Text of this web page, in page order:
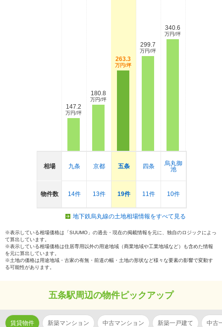
相場
物件数
147.2
万円/坪
九条
14件
180.8
万円/坪
京都
13件
263.3
万円/坪
五条
19件
299.7
万円/坪
四条
11件
340.6
万円/坪
烏丸御
池
10件
地下鉄烏丸線の土地相場情報をすべて見る
※表示している相場価格は「SUUMO」の過去・現在の掲載情報を元に、独自のロジックによっ
て算出しています。
※表示している相場価格は住居専用以外の用途地域（商業地域や工業地域など）も含めた情報
を元に算出しています。
※土地の価格は用途地域・古家の有無・前道の幅・土地の形状など様々な要素の影響で変動す
る可能性があります。
五条駅周辺の物件ピックアップ
賃貸物件 新築マンション 中古マンション 新築一戸建て 中古